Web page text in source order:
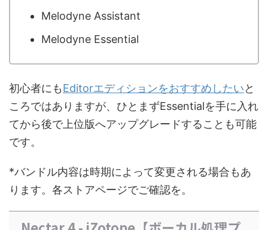
Melodyne Assistant
Melodyne Essential
初心者にもEditorエディションをおすすめしたいと
ころではありますが、ひとまずEssentialを手に入れ
てから後で上位版へアップグレードすることも可能
です。
*バンドル内容は時期によって変更される場合もあ
ります。各ストアページでご確認を。